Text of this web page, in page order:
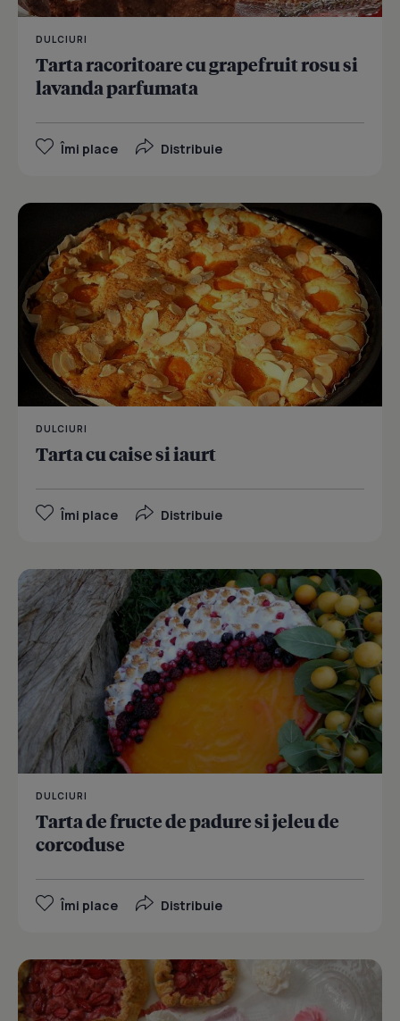
DULCIURI
Tarta racoritoare cu grapefruit rosu si
lavanda parfumata
Îmi place Distribuie
DULCIURI
Tarta cu caise si iaurt
Îmi place Distribuie
DULCIURI
Tarta de fructe de padure si jeleu de
corcoduse
Îmi place Distribuie